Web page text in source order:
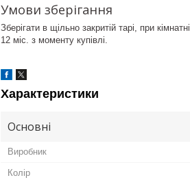
Умови зберігання
Зберігати в щільно закритій тарі, при
12 міс. з моменту купівлі.
Характеристики
Основні
Виробник
Колір